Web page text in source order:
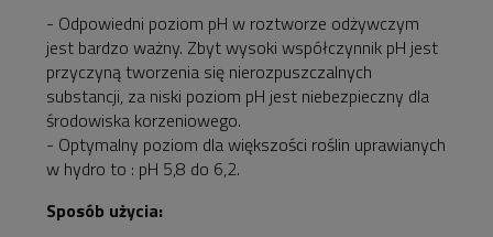
- Odpowiedni poziom pH w roztworze odżywczym
jest bardzo ważny. Zbyt wysoki współczynnik pH jest
przyczyną tworzenia się nierozpuszczalnych
substancji, za niski poziom pH jest niebezpieczny dla
środowiska korzeniowego.
- Optymalny poziom dla większości roślin uprawianych
w hydro to : pH 5,8 do 6,2.
Sposób użycia: